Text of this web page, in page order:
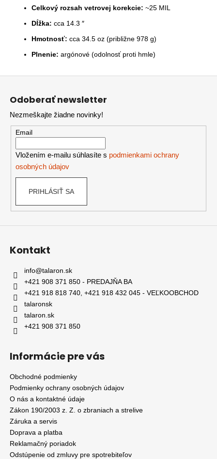
Celkový rozsah vetrovej korekcie: ~25 MIL
Dĺžka: cca 14.3 ″
Hmotnosť: cca 34.5 oz (približne 978 g)
Plnenie: argónové (odolnosť proti hmle)
Z
Odoberať newsletter
Nezmeškajte žiadne novinky!
Email
Vložením e-mailu súhlasíte s podmienkami ochrany
osobných údajov
PRIHLÁSIŤ SA
Kontakt
info@talaron.sk
+421 908 371 850 - PREDAJŇA BA
+421 918 818 740, +421 918 432 045 - VEĽKOOBCHOD
talaronsk
talaron.sk
+421 908 371 850
Informácie pre vás
Obchodné podmienky
Podmienky ochrany osobných údajov
O nás a kontaktné údaje
Zákon 190/2003 z. Z. o zbraniach a strelive
Záruka a servis
Doprava a platba
Reklamačný poriadok
Odstúpenie od zmluvy pre spotrebiteľov